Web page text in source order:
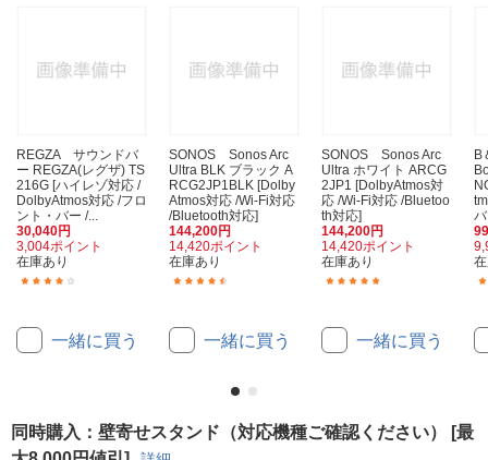
REGZA サウンドバ
ー REGZA(レグザ) TS
216G [ハイレゾ対応 /
DolbyAtmos対応 /フロ
ント・バー /...
30,040円
3,004ポイント
在庫あり
一緒に買う
SONOS Sonos Arc
Ultra BLK ブラック A
RCG2JP1BLK [Dolby
Atmos対応 /Wi-Fi対応
/Bluetooth対応]
144,200円
14,420ポイント
在庫あり
一緒に買う
SONOS Sonos Arc
Ultra ホワイト ARCG
2JP1 [DolbyAtmos対
応 /Wi-Fi対応 /Bluetoo
th対応]
144,200円
14,420ポイント
在庫あり
一緒に買う
B
同時購入：壁寄せスタンド（対応機種ご確認ください） [最